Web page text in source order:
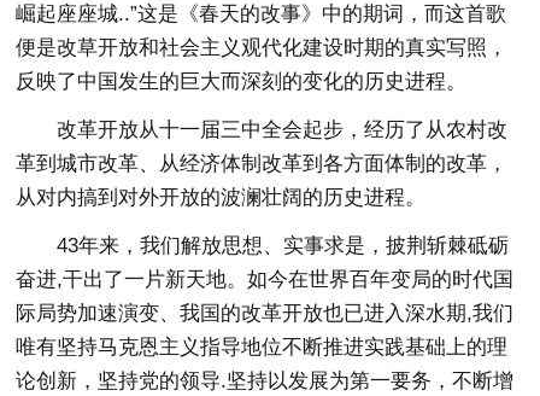
崛起座座城..”这是《春天的改事》中的期词，而这首歌
便是改草开放和社会主义观代化建设时期的真实写照，
反映了中国发生的巨大而深刻的变化的历史进程。
改革开放从十一届三中全会起步，经历了从农村改
革到城市改革、从经济体制改革到各方面体制的改革，
从对内搞到对外开放的波澜壮阔的历史进程。
43年来，我们解放思想、实事求是，披荆斩棘砥砺
奋进,干出了一片新天地。如今在世界百年变局的时代国
际局势加速演变、我国的改革开放也已进入深水期,我们
唯有坚持马克恩主义指导地位不断推进实践基础上的理
论创新，坚持党的领导.坚持以发展为第一要务，不断增